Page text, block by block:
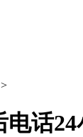
>
话